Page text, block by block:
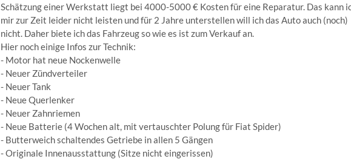
Schätzung einer Werkstatt liegt bei 4000-5000 € Kosten für eine Reparatur. Das kann
mir zur Zeit leider nicht leisten und für 2 Jahre unterstellen will ich das Auto auch (noch)
nicht. Daher biete ich das Fahrzeug so wie es ist zum Verkauf an.
Hier noch einige Infos zur Technik:
- Motor hat neue Nockenwelle
- Neuer Zündverteiler
- Neuer Tank
- Neue Querlenker
- Neuer Zahnriemen
- Neue Batterie (4 Wochen alt, mit vertauschter Polung für Fiat Spider)
- Butterweich schaltendes Getriebe in allen 5 Gängen
- Originale Innenausstattung (Sitze nicht eingerissen)